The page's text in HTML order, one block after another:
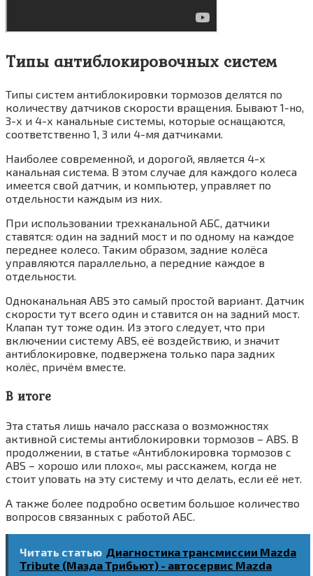
Типы антиблокировочных систем
Типы систем антиблокировки тормозов делятся по
количеству датчиков скорости вращения. Бывают 1-но,
3-х и 4-х канальные системы, которые оснащаются,
соответственно 1, 3 или 4-мя датчиками.
Наиболее современной, и дорогой, является 4-х
канальная система. В этом случае для каждого колеса
имеется свой датчик, и компьютер, управляет по
отдельности каждым из них.
При использовании трехканальной АБС, датчики
ставятся: один на задний мост и по одному на каждое
переднее колесо. Таким образом, задние колёса
управляются параллельно, а передние каждое в
отдельности.
Одноканальная ABS это самый простой вариант. Датчик
скорости тут всего один и ставится он на задний мост.
Клапан тут тоже один. Из этого следует, что при
включении систему ABS, её воздействию, и значит
антиблокировке, подвержена только пара задних
колёс, причём вместе.
В итоге
Эта статья лишь начало рассказа о возможностях
активной системы антиблокировки тормозов – ABS. В
продолжении, в статье «Антиблокировка тормозов с
ABS – хорошо или плохо«, мы расскажем, когда не
стоит уповать на эту систему и что делать, если её нет.
А также более подробно осветим большое количество
вопросов связанных с работой АБС.
Читать статью Диагностика трансмиссии Mazda
Tribute (Мазда Трибьют) - автосервис Mazda